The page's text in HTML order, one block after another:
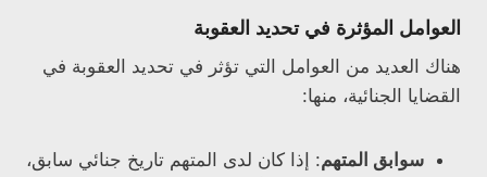
العوامل المؤثرة في تحديد العقوبة
هناك العديد من العوامل التي تؤثر في تحديد العقوبة في
القضايا الجنائية، منها:
سوابق المتهم: إذا كان لدى المتهم تاريخ جنائي سابق،